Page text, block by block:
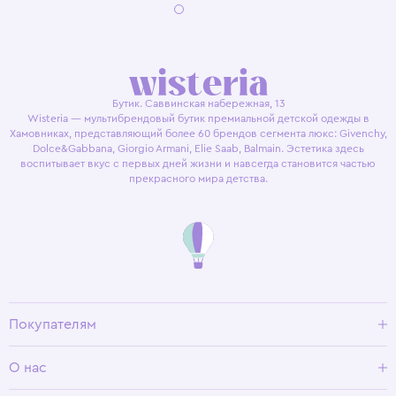
Бутик. Саввинская набережная, 13
Wisteria — мультибрендовый бутик премиальной детской одежды в
Хамовниках, представляющий более 60 брендов сегмента люкс: Givenchy,
Dolce&Gabbana, Giorgio Armani, Elie Saab, Balmain. Эстетика здесь
воспитывает вкус с первых дней жизни и навсегда становится частью
прекрасного мира детства.
Покупателям
Условия возврата
О нас